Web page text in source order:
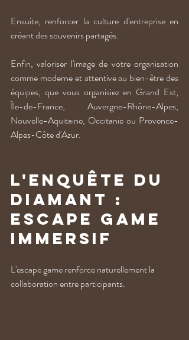
Ensuite, renforcer la culture d'entreprise en
créant des souvenirs partagés.
Enfin, valoriser l'image de votre organisation
comme moderne et attentive au bien-être des
équipes, que vous organisiez en Grand Est,
Île-de-France, Auvergne-Rhône-Alpes,
Nouvelle-Aquitaine, Occitanie ou Provence-
Alpes-Côte d'Azur.
L'enquête du
diamant :
escape game
immersif
L'escape game renforce naturellement la
collaboration entre participants.